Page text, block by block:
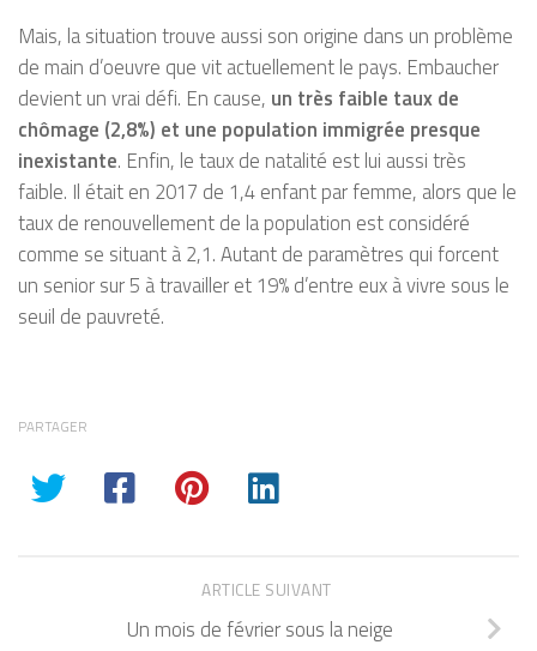
Mais, la situation trouve aussi son origine dans un problème
de main d’oeuvre que vit actuellement le pays. Embaucher
devient un vrai défi. En cause, un très faible taux de
chômage (2,8%) et une population immigrée presque
inexistante. Enfin, le taux de natalité est lui aussi très
faible. Il était en 2017 de 1,4 enfant par femme, alors que le
taux de renouvellement de la population est considéré
comme se situant à 2,1. Autant de paramètres qui forcent
un senior sur 5 à travailler et 19% d’entre eux à vivre sous le
seuil de pauvreté.
PARTAGER
ARTICLE SUIVANT
Un mois de février sous la neige